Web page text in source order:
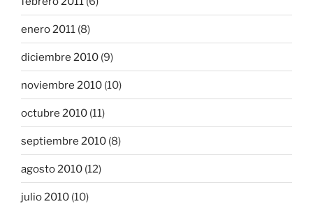
enero 2011 (8)
diciembre 2010 (9)
noviembre 2010 (10)
octubre 2010 (11)
septiembre 2010 (8)
agosto 2010 (12)
julio 2010 (10)